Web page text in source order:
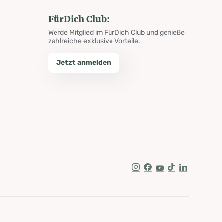
FürDich Club:
Werde Mitglied im FürDich Club und genieße
zahlreiche exklusive Vorteile.
Jetzt anmelden
Instagram
Facebook
Youtube
Tik TokLinkedIn